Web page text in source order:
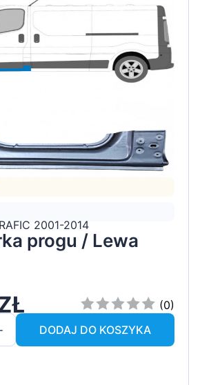
2001-2014
progu / Lewa
(0)
DODAJ DO KOSZYKA